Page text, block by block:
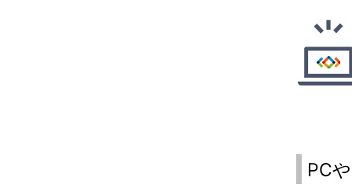
PC